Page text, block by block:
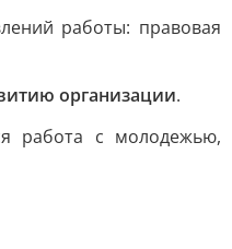
работы: правовая
организации.
работа с молодежью,